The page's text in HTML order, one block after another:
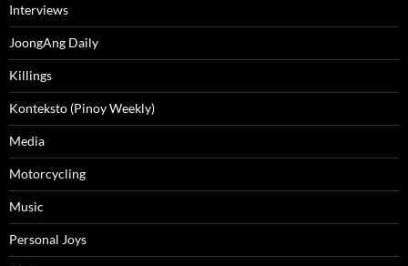
Interviews
JoongAng Daily
Killings
Konteksto (Pinoy Weekly)
Media
Motorcycling
Music
Personal Joys